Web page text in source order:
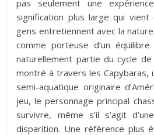
pas seulement une
signification plus large qui
gens entretiennent avec la
comme porteuse d’un
naturellement partie du cycle
montré à travers les Capybaras,
semi-aquatique originaire
jeu, le personnage principal
survivre, même s’il s’agit
disparition. Une référence plus